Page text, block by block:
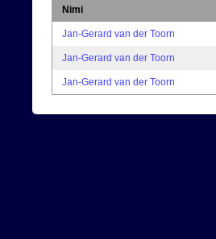
Nimi
Jan-Gerard van der Toorn
Jan-Gerard van der Toorn
Jan-Gerard van der Toorn